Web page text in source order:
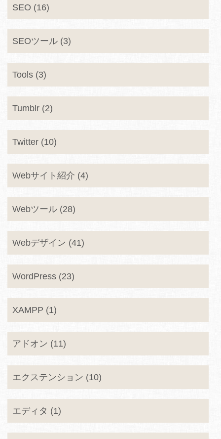
SEO (16)
SEOツール (3)
Tools (3)
Tumblr (2)
Twitter (10)
Webサイト紹介 (4)
Webツール (28)
Webデザイン (41)
WordPress (23)
XAMPP (1)
アドオン (11)
エクステンション (10)
エディタ (1)